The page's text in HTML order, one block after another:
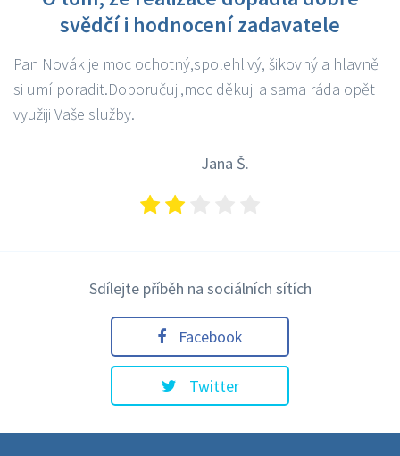
svědčí i hodnocení zadavatele
Pan Novák je moc ochotný,spolehlivý, šikovný a hlavně
si umí poradit.Doporučuji,moc děkuji a sama ráda opět
využiji Vaše služby.
Jana Š.
Sdílejte příběh na sociálních sítích
Facebook
Twitter